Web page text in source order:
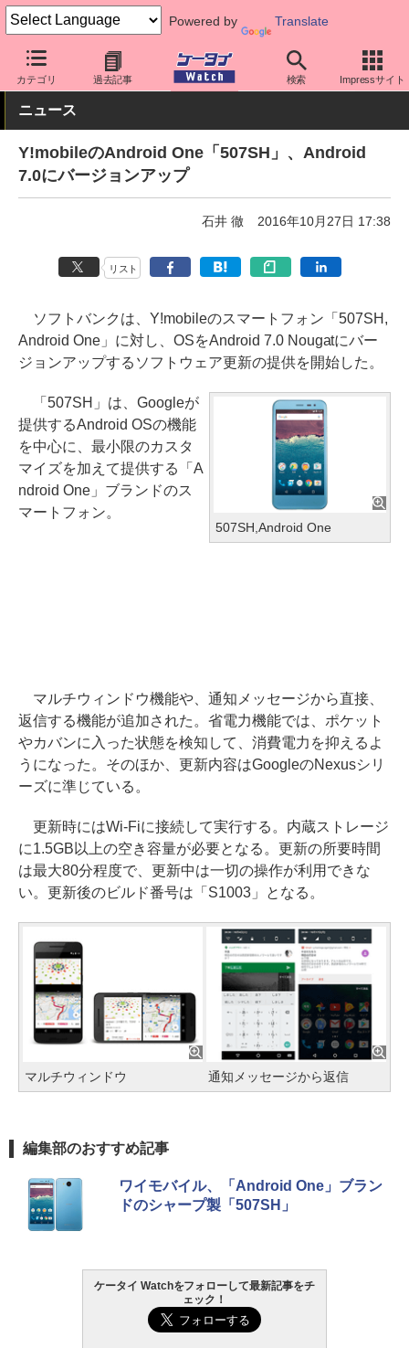
Powered by Translate
カテゴリ 過去記事 検索 Impressサイト
ケータイ Watch キャリア ワイモバイル ソフト更新
ニュース
Y!mobileのAndroid One「507SH」、Android
7.0にバージョンアップ
石井 徹 2016年10月27日 17:38
リスト
ソフトバンクは、Y!mobileのスマートフォン「507SH,
Android One」に対し、OSをAndroid 7.0 Nougatにバー
ジョンアップするソフトウェア更新の提供を開始した。
507SH,Android One
「507SH」は、Googleが
提供するAndroid OSの機能
を中心に、最小限のカスタ
マイズを加えて提供する「A
ndroid One」ブランドのス
マートフォン。
マルチウィンドウ機能や、通知メッセージから直接、
返信する機能が追加された。省電力機能では、ポケット
やカバンに入った状態を検知して、消費電力を抑えるよ
うになった。そのほか、更新内容はGoogleのNexusシリ
ーズに準じている。
更新時にはWi-Fiに接続して実行する。内蔵ストレージ
に1.5GB以上の空き容量が必要となる。更新の所要時間
は最大80分程度で、更新中は一切の操作が利用できな
い。更新後のビルド番号は「S1003」となる。
マルチウィンドウ 通知メッセージから返信
編集部のおすすめ記事
ワイモバイル、「Android One」ブラン
ドのシャープ製「507SH」
ケータイ Watchをフォローして最新記事をチ
ェック！